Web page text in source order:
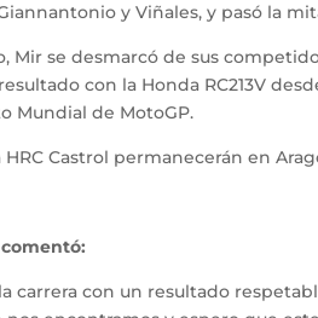
y Viñales, y pasó la
Mir se desmarcó de sus
con la Honda RC213V
Mundial de MotoGP.
Castrol permanecerán en
carrera con un resultado